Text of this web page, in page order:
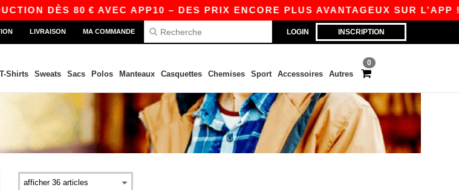
DÈS 80 € AVEC APP10 – DES PRIX ENCORE PLUS AVANTAGEUX SUR L’APP !
LOGIN INSCRIPTION
LIVRAISON MA COMMANDE
0
T-Shirts Sweats Sacs Polos Manteaux Casquettes Chemises Sport Accessoires Autres